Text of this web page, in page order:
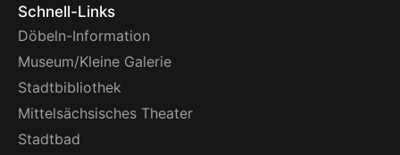
Schnell-Links
Döbeln-Information
Museum/Kleine Galerie
Stadtbibliothek
Mittelsächsisches Theater
Stadtbad